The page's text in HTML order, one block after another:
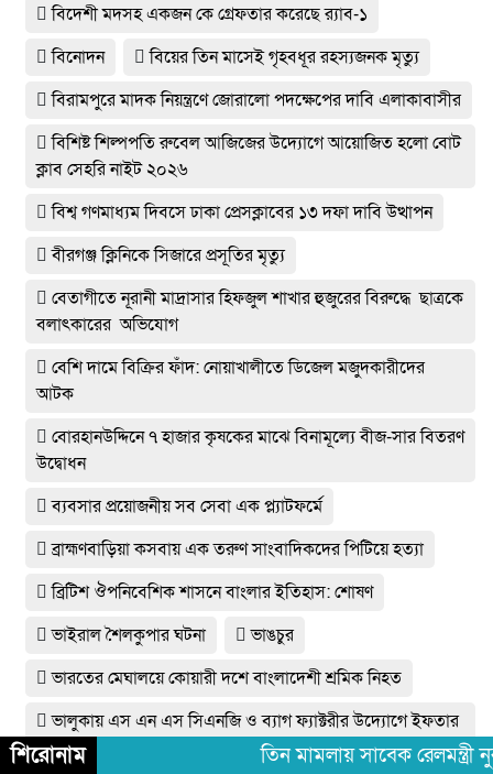
বিদেশী মদসহ একজন কে গ্রেফতার করেছে র‌্যাব-১
বিনোদন
বিয়ের তিন মাসেই গৃহবধূর রহস্যজনক মৃত্যু
বিরামপুরে মাদক নিয়ন্ত্রণে জোরালো পদক্ষেপের দাবি এলাকাবাসীর
বিশিষ্ট শিল্পপতি রুবেল আজিজের উদ্যোগে আয়োজিত হলো বোট
ক্লাব সেহরি নাইট ২০২৬
বিশ্ব গণমাধ্যম দিবসে ঢাকা প্রেসক্লাবের ১৩ দফা দাবি উত্থাপন
বীরগঞ্জ ক্লিনিকে সিজারে প্রসূতির মৃত্যু
বেতাগীতে নূরানী মাদ্রাসার হিফজুল শাখার হুজুরের বিরুদ্ধে ছাত্রকে
বলাৎকারের অভিযোগ
বেশি দামে বিক্রির ফাঁদ: নোয়াখালীতে ডিজেল মজুদকারীদের
আটক
বোরহানউদ্দিনে ৭ হাজার কৃষকের মাঝে বিনামূল্যে বীজ-সার বিতরণ
উদ্বোধন
ব্যবসার প্রয়োজনীয় সব সেবা এক প্ল্যাটফর্মে
ব্রাহ্মণবাড়িয়া কসবায় এক তরুণ সাংবাদিকদের পিটিয়ে হত্যা
ব্রিটিশ ঔপনিবেশিক শাসনে বাংলার ইতিহাস: শোষণ
ভাইরাল শৈলকুপার ঘটনা
ভাঙচুর
ভারতের মেঘালয়ে কোয়ারী দশে বাংলাদেশী শ্রমিক নিহত
ভালুকায় এস এন এস সিএনজি ও ব্যাগ ফ্যাক্টরীর উদ্যোগে ইফতার
ও দোয়া মাহফিল
শিরোনাম তিন মামলায় সাবেক রেলমন্ত্রী